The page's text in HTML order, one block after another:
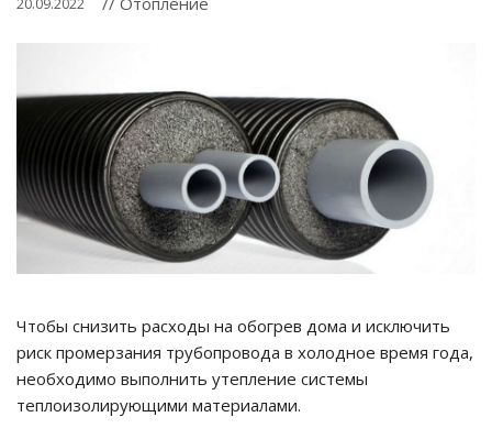
20.09.2022
Чтобы снизить расходы на обогрев дома и исключить
риск промерзания трубопровода в холодное время года,
необходимо выполнить утепление системы
теплоизолирующими материалами.